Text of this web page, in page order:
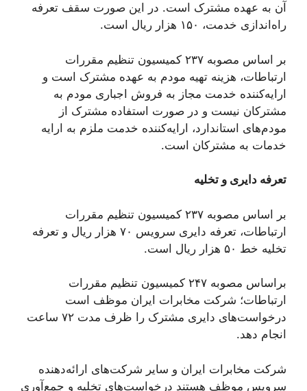
آن به عهده مشترک است. در این صورت سقف تعرفه
‌راه‌اندازی خدمت، ۱۵۰ هزار ریال است.
بر اساس مصوبه ۲۳۷ کمیسیون تنظیم مقررات
ارتباطات، هزینه تهیه مودم به عهده مشترک است و
ارایه‌کننده خدمت مجاز به فروش اجباری مودم به
مشترکان نیست و در صورت استفاده مشترک از
مودم‌های استاندارد، ارایه‌کننده خدمت ملزم به ارایه
خدمات به مشترکان است.
تعرفه دایری و تخلیه
بر اساس مصوبه ۲۳۷ کمیسیون تنظیم مقررات
ارتباطات، تعرفه دایری سرویس ۷۰ هزار ریال و تعرفه
تخلیه خط ۵۰ هزار ریال است.
براساس مصوبه ۲۴۷ کمیسیون تنظیم مقررات
ارتباطات؛ شرکت مخابرات ایران موظف است
درخواست‌های دایری مشترک را ظرف مدت ۷۲ ساعت
انجام دهد.
شرکت مخابرات ایران و سایر شرکت‌های ارائه‌دهنده
سرویس موظف هستند درخواست‌های تخلیه و جمع‌آوری